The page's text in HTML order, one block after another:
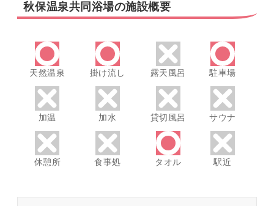
秋保温泉共同浴場の施設概要
天然温泉 掛け流し 露天風呂 駐車場
加温 加水 貸切風呂 サウナ
休憩所 食事処 タオル 駅近